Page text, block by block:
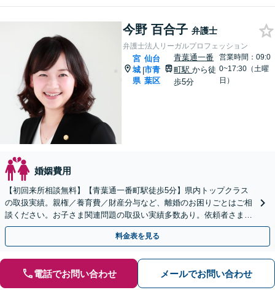
今野 百合子 弁護士
弁護士法人リーガルプロフェッション
宮
城
県
|
仙台
市青
葉区
青葉通一番
町駅から徒
歩5分
営業時間：09:0
0~17:30（土曜
日）
婚姻費用
【初回来所相談無料】【青葉通一番町駅徒歩5分】県内トップクラス
の取扱実績。親権／養育費／財産分与など、離婚のお困りごとはご相
談ください。お子さま関連問題の取扱い実績多数あり。依頼者さまの
状況やご要望に寄り添い、最善の解決を目指します。
料金表を見る
電話でお問い合わせ メールでお問い合わせ